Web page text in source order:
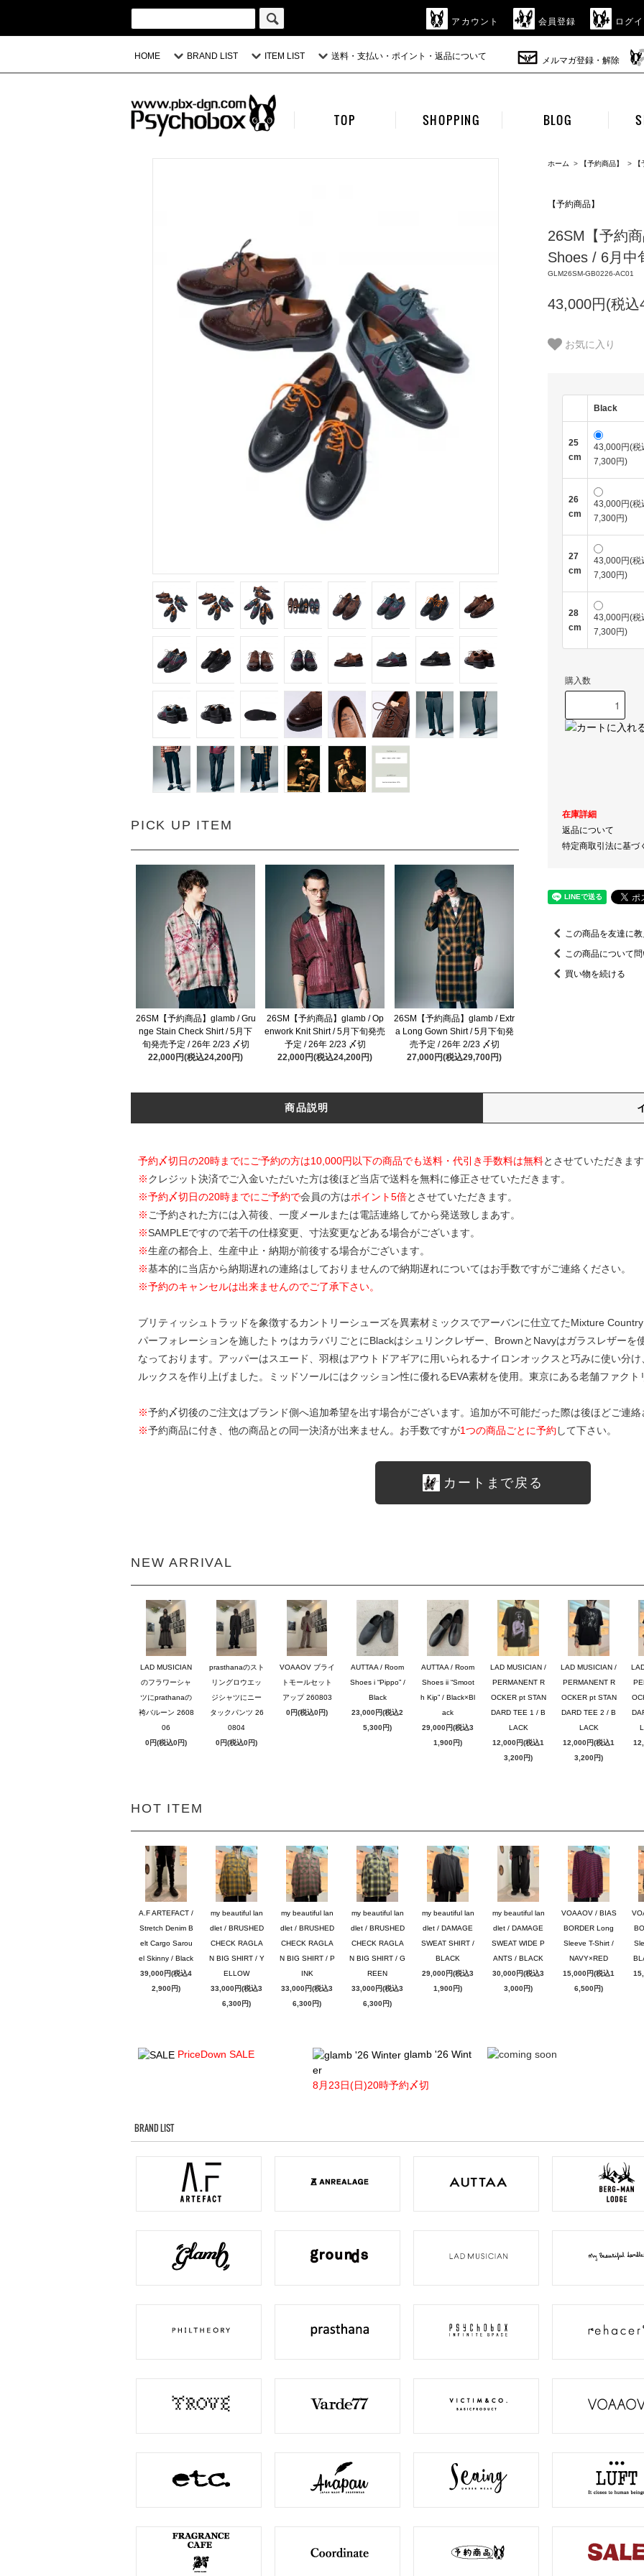
アカウント 会員登録 ログ
HOME BRAND LIST ITEM LIST 送料・支払い・ポイント・返品について メルマガ登録・解除
TOP SHOPPING BLOG
PICK UP ITEM
26SM【予約商品】glamb / Gru
nge Stain Check Shirt / 5月下
旬発売予定 / 26年 2/23 〆切
22,000円(税込24,200円)
26SM【予約商品】glamb / Op
enwork Knit Shirt / 5月下旬発売
予定 / 26年 2/23 〆切
22,000円(税込24,200円)
26SM【予約商品】glamb / Extr
a Long Gown Shirt / 5月下旬発
売予定 / 26年 2/23 〆切
27,000円(税込29,700円)
ホーム > 【予約商品】 >
【予約商品】
26SM【予約
Shoes / 6月中
GLM26SM-GB0226-AC01
43,000円(税込
お気に入り
Black
25
cm
43,000円(税
7,300円)
26
cm
43,000円(税
7,300円)
27
cm
43,000円(税
7,300円)
28
cm
43,000円(税
7,300円)
購入数
在庫詳細
返品について
特定商取引法に基づ
この商品を友達に
この商品について
買い物を続ける
商品説明
予約〆切日の20時までにご予約の方は10,000円以下の商品でも送料・代引き手数料は無料とさせていただきます
※クレジット決済でご入金いただいた方は後ほど当店で送料を無料に修正させていただきます。
※予約〆切日の20時までにご予約で会員の方はポイント5倍とさせていただきます。
※ ご予約された方には入荷後、一度メールまたは電話連絡してから発送致しまあす。
※SAMPLEですので若干の仕様変更、寸法変更などある場合がございます。
※生産の都合上、生産中止・納期が前後する場合がございます。
※基本的に当店から納期遅れの連絡はしておりませんので納期遅れについてはお手数ですがご連絡ください。
※予約のキャンセルは出来ませんのでご了承下さい。
ブリティッシュトラッドを象徴するカントリーシューズを異素材ミックスでアーバンに仕立てたMixture
パーフォレーションを施したトゥはカラバリごとにBlackはシュリンクレザー、BrownとNavyはガラスレザーを
なっております。アッパーはスエード、羽根はアウトドアギアに用いられるナイロンオックスと巧みに使い分
ルックスを作り上げました。ミッドソールにはクッション性に優れるEVA素材を使用。東京にある老舗ファクト
※予約〆切後のご注文はブランド側へ追加希望を出す場合がございます。追加が不可能だった際は後ほどご連絡
※予約商品に付き、他の商品との同一決済が出来ません。お手数ですが1つの商品ごとに予約 して下さい。
カートまで戻る
NEW ARRIVAL
LAD MUSICIAN
のフラワーシャ
ツにprathanaの
袴バルーン 2608
06
0円(税込0円)
prasthanaのスト
リングロウエッ
ジシャツにニー
タックパンツ 26
0804
0円(税込0円)
VOAAOV ブライ
トモールセット
アップ 260803
0円(税込0円)
AUTTAA / Room
Shoes i “Pippo” /
Black
23,000円(税込2
5,300円)
AUTTAA / Room
Shoes ii “Smoot
h Kip” / Black×Bl
ack
29,000円(税込3
1,900円)
LAD MUSICIAN /
PERMANENT R
OCKER pt STAN
DARD TEE 1 / B
LACK
12,000円(税込1
3,200円)
LAD MUSICIAN /
PERMANENT R
OCKER pt STAN
DARD TEE 2 / B
LACK
12,000円(税込1
3,200円)
HOT ITEM
A.F ARTEFACT /
Stretch Denim B
elt Cargo Sarou
el Skinny / Black
39,000円(税込4
2,900円)
my beautiful lan
dlet / BRUSHED
CHECK RAGLA
N BIG SHIRT / Y
ELLOW
33,000円(税込3
6,300円)
my beautiful lan
dlet / BRUSHED
CHECK RAGLA
N BIG SHIRT / P
INK
33,000円(税込3
6,300円)
my beautiful lan
dlet / BRUSHED
CHECK RAGLA
N BIG SHIRT / G
REEN
33,000円(税込3
6,300円)
my beautiful lan
dlet / DAMAGE
SWEAT SHIRT /
BLACK
29,000円(税込3
1,900円)
my beautiful lan
dlet / DAMAGE
SWEAT WIDE P
ANTS / BLACK
30,000円(税込3
3,000円)
VOAAOV / BIAS
BORDER Long
Sleeve T-Shirt /
NAVY×RED
15,000円(税込1
6,500円)
PriceDown SALE
glamb '26 Wint
er
8月23日(日)20時予約〆切
BRAND LIST